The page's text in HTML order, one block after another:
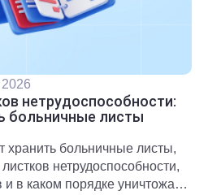
нетрудоспособности:
больничные листы
хранить больничные листы,
нетрудоспособности,
и в каком порядке уничтожать